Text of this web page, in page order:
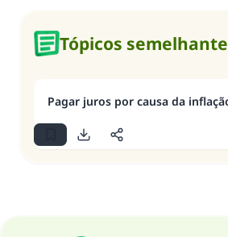
Tópicos
Pagar juros por causa da